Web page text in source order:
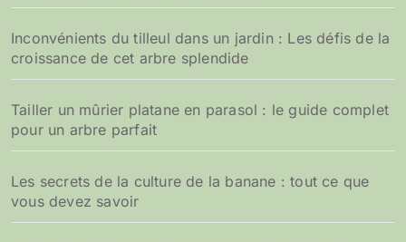
Inconvénients du tilleul dans un jardin : Les défis de la
croissance de cet arbre splendide
Tailler un mûrier platane en parasol : le guide complet
pour un arbre parfait
Les secrets de la culture de la banane : tout ce que
vous devez savoir